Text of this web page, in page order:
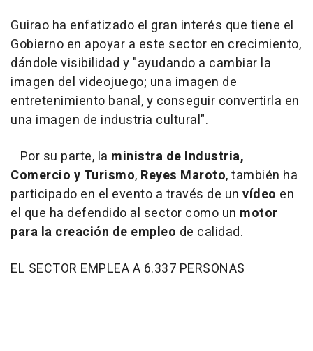
Guirao ha enfatizado el gran interés que tiene el
Gobierno en apoyar a este sector en crecimiento,
dándole visibilidad y "ayudando a cambiar la
imagen del videojuego; una imagen de
entretenimiento banal, y conseguir convertirla en
una imagen de industria cultural".
Por su parte, la ministra de Industria,
Comercio y Turismo, Reyes Maroto, también ha
participado en el evento a través de un vídeo en
el que ha defendido al sector como un motor
para la creación de empleo de calidad.
EL SECTOR EMPLEA A 6.337 PERSONAS